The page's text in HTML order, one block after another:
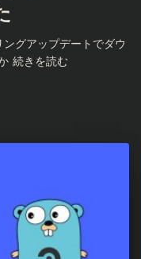
グアップデートでダウ
続きを読む